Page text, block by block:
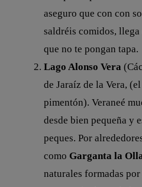
aseguro que con con
saldréis comidos,
que no te pongan tapa.
Lago Alonso Vera
de Jaraíz de la Vera,
pimentón). Veraneé
desde bien pequeña y
peques. Por
como Garganta la
naturales formadas